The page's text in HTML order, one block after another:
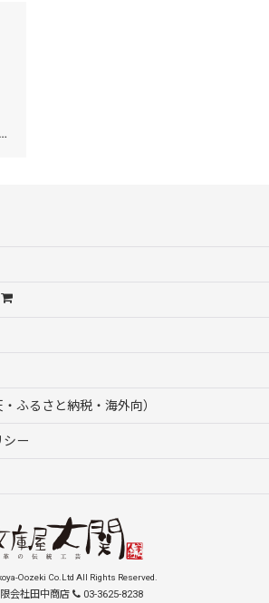
【夏限定柄】泳ぐま 三つ折りミニ財布［t］
ふるさと納税・海外向）
シー
Oozeki Co.Ltd All Rights Reserved.
会社田中商店 03-3625-8238